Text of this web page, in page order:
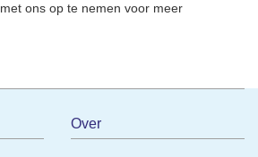
met ons op te nemen voor meer
Over